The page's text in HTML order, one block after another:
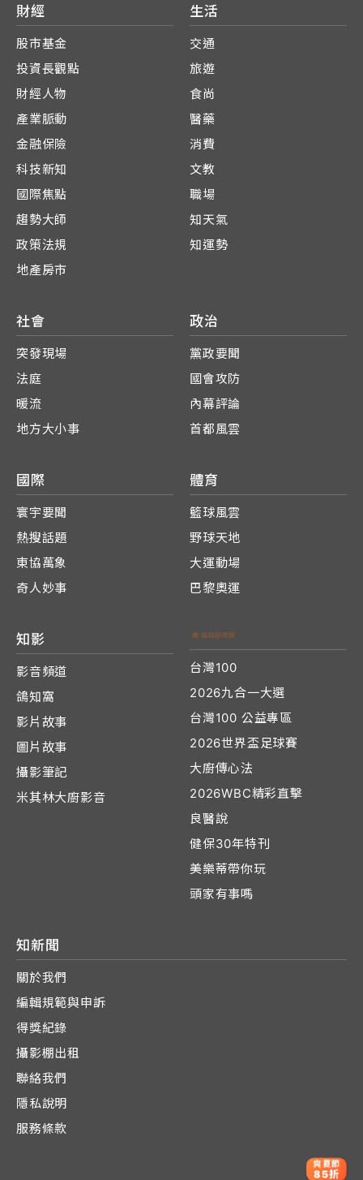
財經
股市基金
投資長觀點
財經人物
產業脈動
金融保險
科技新知
國際焦點
趨勢大師
政策法規
地產房市
生活
交通
旅遊
食尚
醫藥
消費
文教
職場
知天氣
知運勢
社會
突發現場
法庭
暖流
地方大小事
政治
黨政要聞
國會攻防
內幕評論
首都風雲
國際
寰宇要聞
熱搜話題
東協萬象
奇人妙事
體育
籃球風雲
野球天地
大運動場
巴黎奧運
知影
影音頻道
鴿知窩
影片故事
圖片故事
攝影筆記
米其林大廚影音
台灣100
2026九合一大選
台灣100 公益專區
2026世界盃足球賽
大廚傳心法
2026WBC精彩直擊
良醫說
健保30年特刊
美樂蒂帶你玩
頭家有事嗎
知新聞
關於我們
編輯規範與申訴
得獎紀錄
攝影棚出租
聯絡我們
隱私說明
服務條款
爽夏節
85折